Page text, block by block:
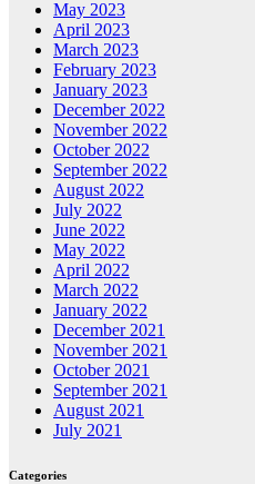
May 2023
April 2023
March 2023
February 2023
January 2023
December 2022
November 2022
October 2022
September 2022
August 2022
July 2022
June 2022
May 2022
April 2022
March 2022
January 2022
December 2021
November 2021
October 2021
September 2021
August 2021
July 2021
Categories